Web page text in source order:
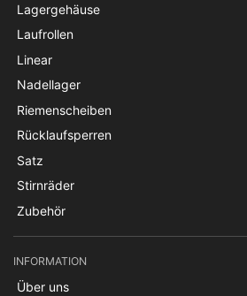
Lagergehäuse
Laufrollen
Linear
Nadellager
Riemenscheiben
Rücklaufsperren
Satz
Stirnräder
Zubehör
INFORMATION
Über uns